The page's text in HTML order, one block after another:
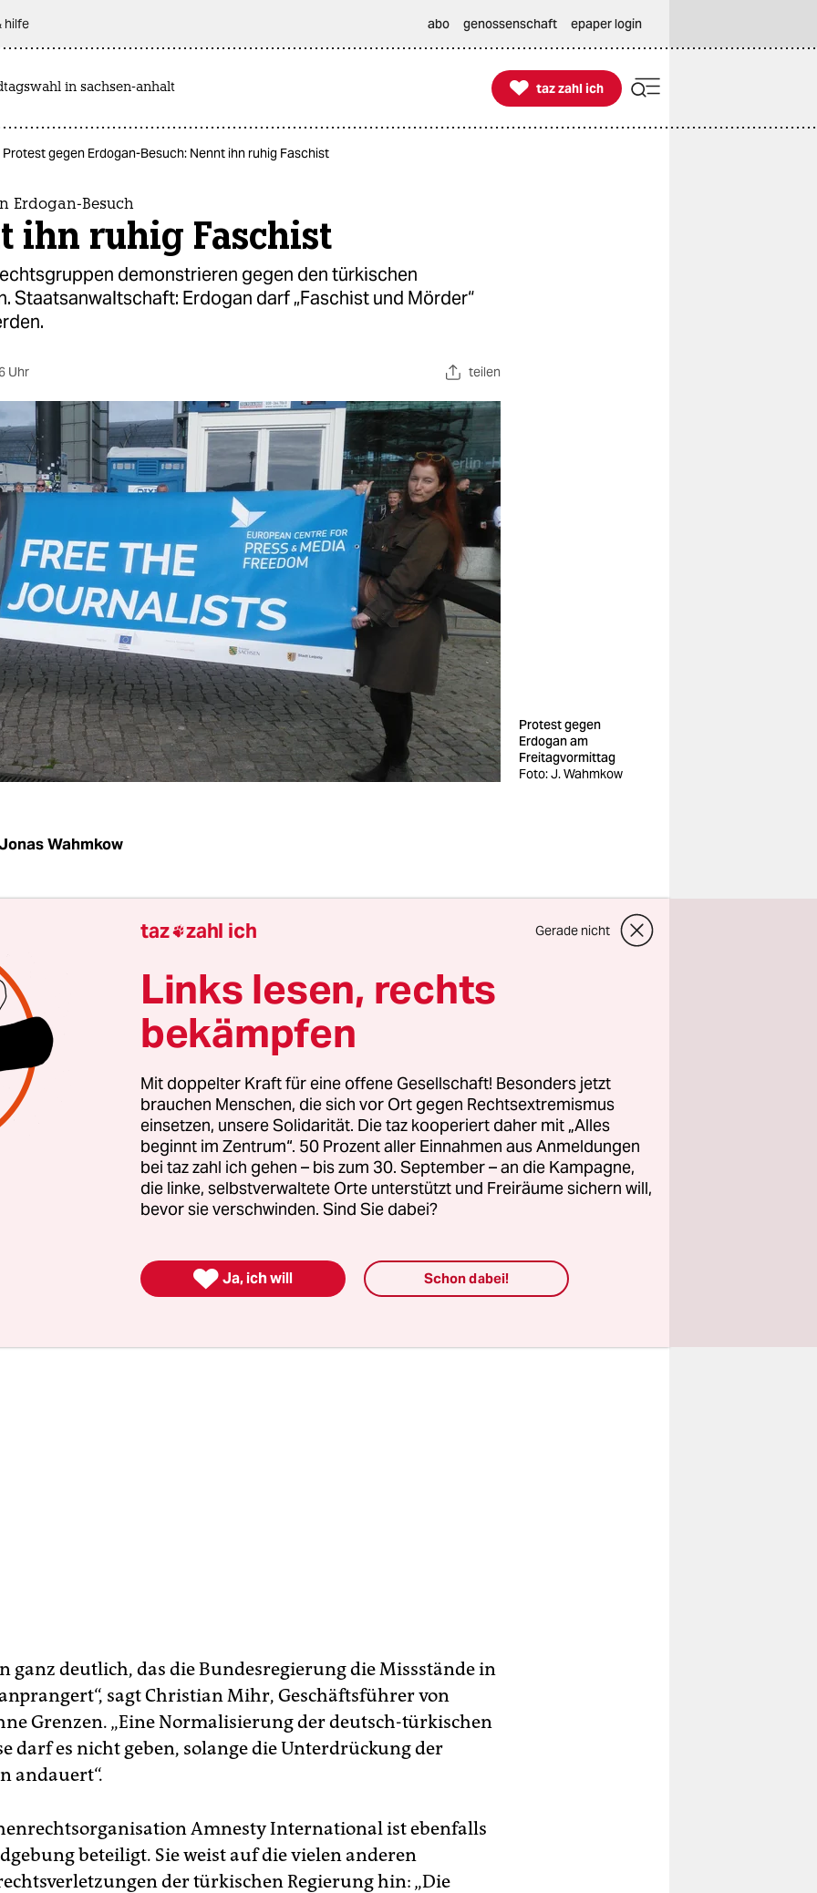
hilfe abo genossenschaft epaper login
in sachsen-anhalt 
taz zahl ich
taz zahl ich
Protest gegen Erdogan-Besuch: Nennt ihn ruhig Faschist
Erdogan-Besuch
ihn ruhig Faschist
demonstrieren gegen den türkischen
Staatsanwaltschaft: Erdogan darf „Faschist und Mörder“
Uhr teilen
Protest gegen
Erdogan am
Freitagvormittag
Foto: J. Wahmkow
Wahmkow
ohne Pressefreiheit!“ Auf einer von Reporter ohne
Kundgebung setzen am Freitagmorgen rund
vor dem Berliner Hauptbahnhof ein Zeichen der
mit den in der Türkei inhaftierten Journalist*innen. Die
bildet den Auftakt zu einer Reihe von Protestaktionen
des Türkischen Präsidenten Recep Tayyip
Mümtazer Türköne, Ahmet Altan – auf den Schildern der
sind nur einige Namen und Porträts der über 100
Journalist*innen in der Türkei zu sehen. Nach Erdogans
infolge des Putschversuches 2016 ist der
unabhängige Medien, die Arbeitsbedingungen für
sind miserabel. Viele mussten ins Exil fliehen.
ganz deutlich, das die Bundesregierung die Missstände in
sagt Christian Mihr, Geschäftsführer von
Grenzen. „Eine Normalisierung der deutsch-türkischen
darf es nicht geben, solange die Unterdrückung der
andauert“.
Amnesty International ist ebenfalls
beteiligt. Sie weist auf die vielen anderen
der türkischen Regierung hin: „Die
taz zahl ich Gerade nicht
Links lesen, rechts
bekämpfen
Mit doppelter Kraft für eine offene Gesellschaft! Besonders jetzt
brauchen Menschen, die sich vor Ort gegen Rechtsextremismus
einsetzen, unsere Solidarität. Die taz kooperiert daher mit „Alles
beginnt im Zentrum“. 50 Prozent aller Einnahmen aus Anmeldungen
bei taz zahl ich gehen – bis zum 30. September – an die Kampagne,
die linke, selbstverwaltete Orte unterstützt und Freiräume sichern will,
bevor sie verschwinden. Sind Sie dabei?
 Ja, ich will Schon dabei!